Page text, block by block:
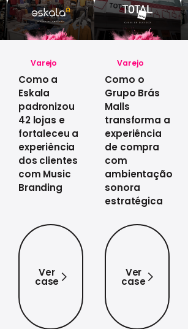
Varejo
Como a
Eskala
padronizou
42 lojas e
fortaleceu a
experiência
dos clientes
com Music
Branding
Ver case
Ver
case
Varejo
Como o
Grupo Brás
Malls
transforma a
experiência
de compra
com
ambientação
sonora
estratégica
Ver case
Ver
case